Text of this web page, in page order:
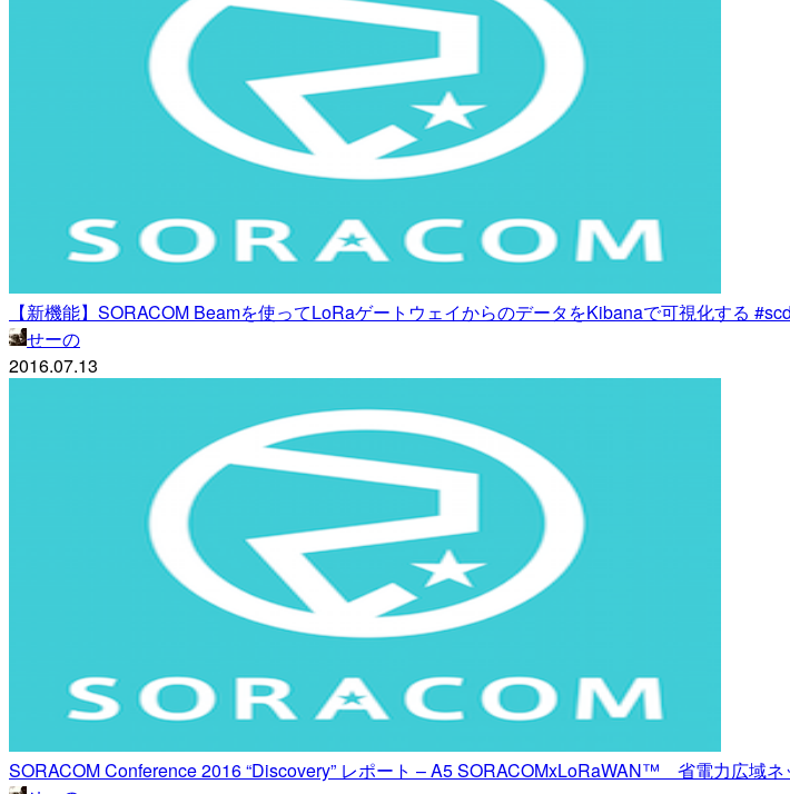
【新機能】SORACOM Beamを使ってLoRaゲートウェイからのデータをKibanaで可視化する
せーの
2016.07.13
SORACOM Conference 2016 “Discovery” レポート – A5 SORACOMxLoRaWAN™ 省電力広域